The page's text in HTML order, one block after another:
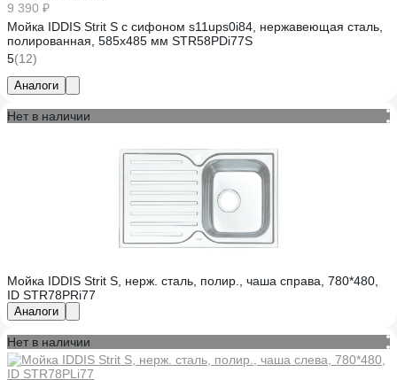
9 390 ₽
Мойка IDDIS Strit S с сифоном s11ups0i84, нержавеющая сталь,
полированная, 585х485 мм STR58PDi77S
5(12)
Аналоги
Нет в наличии
Мойка IDDIS Strit S, нерж. сталь, полир., чаша справа, 780*480,
ID STR78PRi77
Аналоги
Нет в наличии